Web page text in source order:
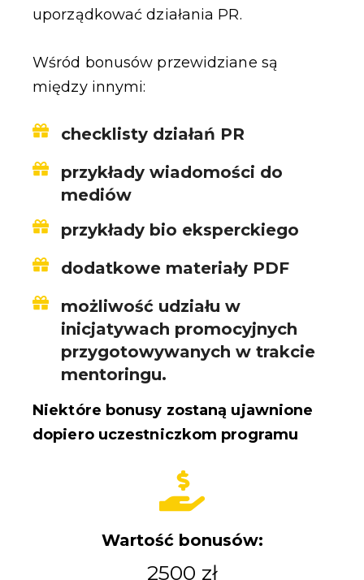
uporządkować działania PR.
Wśród bonusów przewidziane są
między innymi:
checklisty działań PR
przykłady wiadomości do
mediów
przykłady bio eksperckiego
dodatkowe materiały PDF
możliwość udziału w
inicjatywach promocyjnych
przygotowywanych w trakcie
mentoringu.
Niektóre bonusy zostaną ujawnione
dopiero uczestniczkom programu
Wartość bonusów:
2500 zł